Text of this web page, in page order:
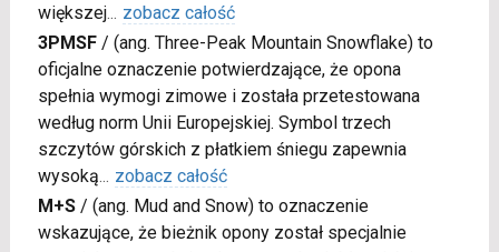
większej... zobacz całość
3PMSF/ (ang. Three-Peak Mountain Snowflake) to
oficjalne oznaczenie potwierdzające, że opona
spełnia wymogi zimowe i została przetestowana
według norm Unii Europejskiej. Symbol trzech
szczytów górskich z płatkiem śniegu zapewnia
wysoką... zobacz całość
M+S/ (ang. Mud and Snow) to oznaczenie
wskazujące, że bieżnik opony został specjalnie